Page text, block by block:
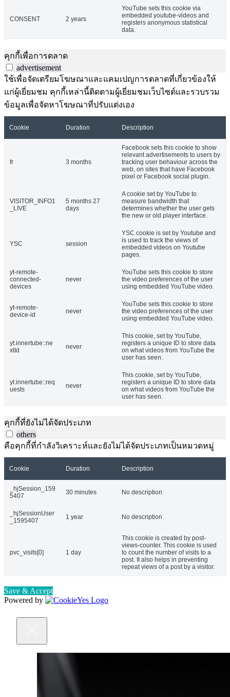
CONSENT 2 years
YouTube sets this cookie via
embedded youtube-videos and
registers anonymous statistical
data.
คุกกี้เพื่อการตลาด
advertisement
ใช้เพื่อจัดเตรียมโฆษณาและแคมเปญการตลาดที่เกี่ยวข้องให้
แก่ผู้เยี่ยมชม คุกกี้เหล่านี้ติดตามผู้เยี่ยมชมเว็บไซต์และรวบรวม
ข้อมูลเพื่อจัดหาโฆษณาที่ปรับแต่งเอง
Cookie Duration Description
fr 3 months
Facebook sets this cookie to show
relevant advertisements to users by
tracking user behaviour across the
web, on sites that have Facebook
pixel or Facebook social plugin.
VISITOR_INFO1
_LIVE
5 months 27
days
A cookie set by YouTube to
measure bandwidth that
determines whether the user gets
the new or old player interface.
YSC session
YSC cookie is set by Youtube and
is used to track the views of
embedded videos on Youtube
pages.
yt-remote-
connected-
devices
never
YouTube sets this cookie to store
the video preferences of the user
using embedded YouTube video.
yt-remote-
device-id
never
YouTube sets this cookie to store
the video preferences of the user
using embedded YouTube video.
yt.innertube::ne
xtId
never
This cookie, set by YouTube,
registers a unique ID to store data
on what videos from YouTube the
user has seen.
yt.innertube::req
uests
never
This cookie, set by YouTube,
registers a unique ID to store data
on what videos from YouTube the
user has seen.
คุกกี้ที่ยังไม่ได้จัดประเภท
others
คือคุกกี้ที่กำลังวิเคราะห์และยังไม่ได้จัดประเภทเป็นหมวดหมู่
Cookie Duration Description
_hjSession_159
5407
30 minutes No description
_hjSessionUser
_1595407
1 year No description
pvc_visits[0] 1 day
This cookie is created by post-
views-counter. This cookie is used
to count the number of visits to a
post. It also helps in preventing
repeat views of a post by a visitor.
Save & Accept
Powered by